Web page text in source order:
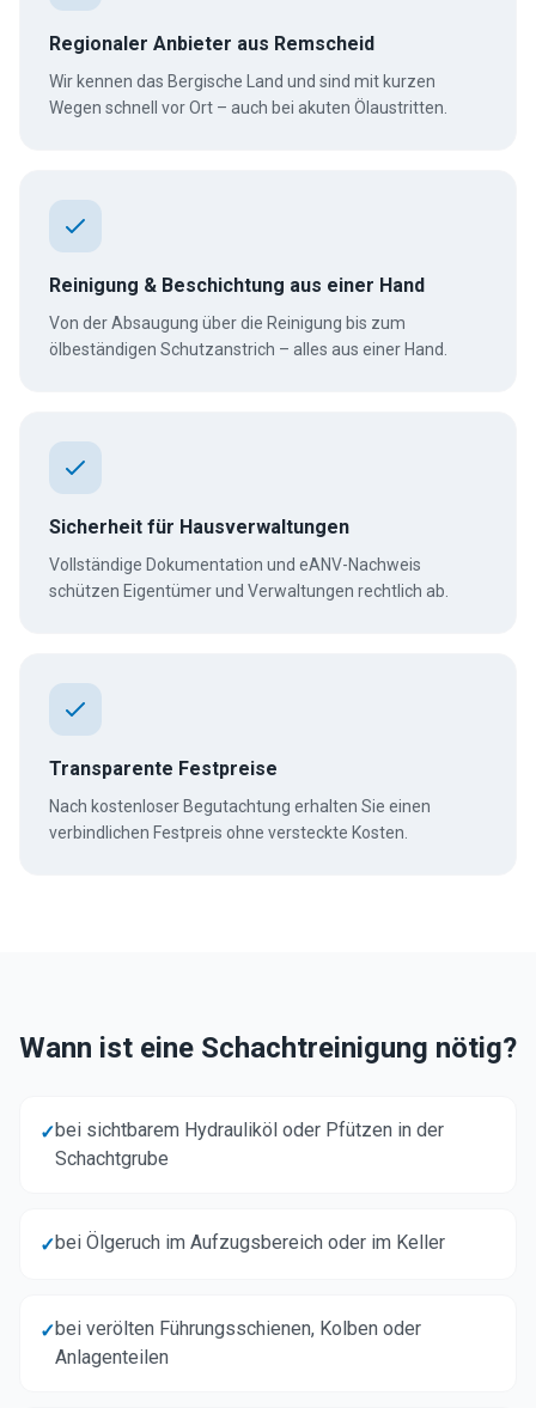
Regionaler Anbieter aus Remscheid
Wir kennen das Bergische Land und sind mit kurzen
Wegen schnell vor Ort – auch bei akuten Ölaustritten.
Reinigung & Beschichtung aus einer Hand
Von der Absaugung über die Reinigung bis zum
ölbeständigen Schutzanstrich – alles aus einer Hand.
Sicherheit für Hausverwaltungen
Vollständige Dokumentation und eANV-Nachweis
schützen Eigentümer und Verwaltungen rechtlich ab.
Transparente Festpreise
Nach kostenloser Begutachtung erhalten Sie einen
verbindlichen Festpreis ohne versteckte Kosten.
Wann ist eine Schachtreinigung nötig?
✓bei sichtbarem Hydrauliköl oder Pfützen in der
Schachtgrube
✓bei Ölgeruch im Aufzugsbereich oder im Keller
✓bei verölten Führungsschienen, Kolben oder
Anlagenteilen